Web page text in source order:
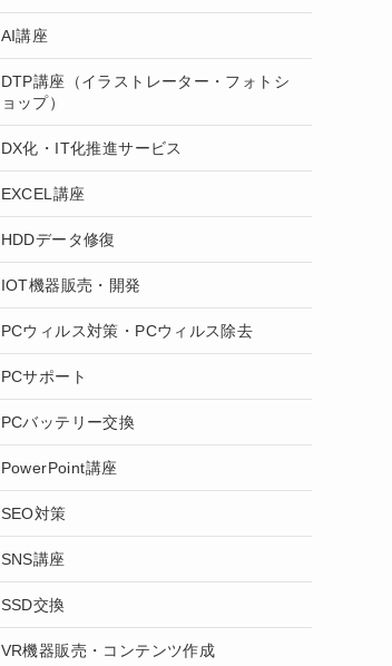
AI講座
DTP講座（イラストレーター・フォトシ
ョップ）
DX化・IT化推進サービス
EXCEL講座
HDDデータ修復
IOT機器販売・開発
PCウィルス対策・PCウィルス除去
PCサポート
PCバッテリー交換
PowerPoint講座
SEO対策
SNS講座
SSD交換
VR機器販売・コンテンツ作成